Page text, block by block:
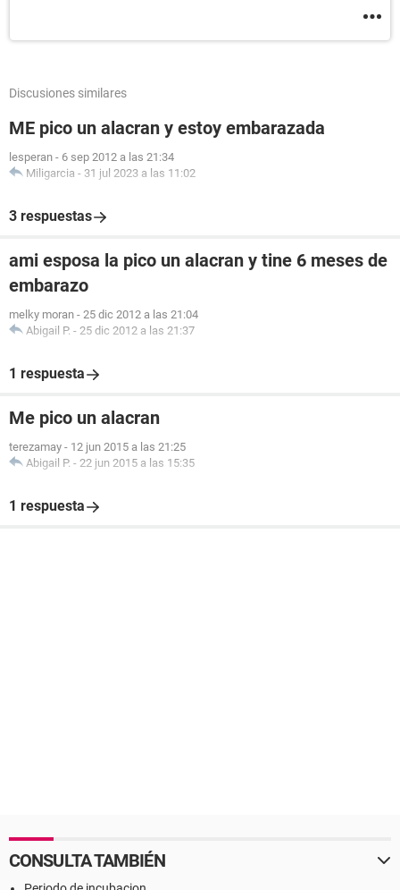
Discusiones similares
ME pico un alacran y estoy embarazada
lesperan - 6 sep 2012 a las 21:34
Miligarcia - 31 jul 2023 a las 11:02
3 respuestas
ami esposa la pico un alacran y tine 6 meses de
embarazo
melky moran - 25 dic 2012 a las 21:04
Abigail P. - 25 dic 2012 a las 21:37
1 respuesta
Me pico un alacran
terezamay - 12 jun 2015 a las 21:25
Abigail P. - 22 jun 2015 a las 15:35
1 respuesta
CONSULTA TAMBIÉN